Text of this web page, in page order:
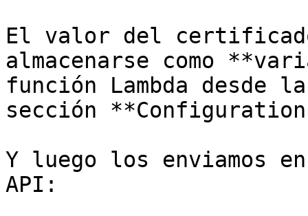
El valor del
almacenarse como
función Lambda desde
sección
Y luego los enviamos
API: